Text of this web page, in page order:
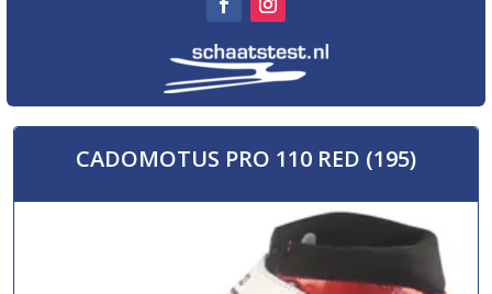
CADOMOTUS PRO 110 RED (195)